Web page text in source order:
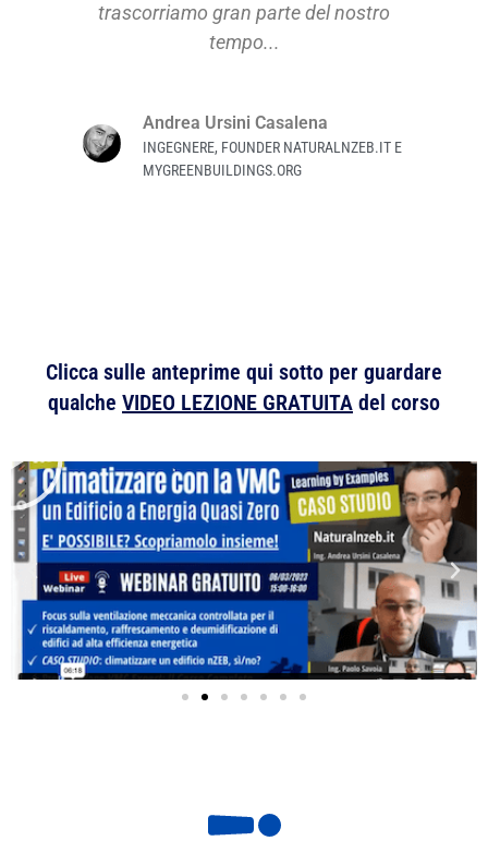
trascorriamo gran parte del nostro
tempo...
Andrea Ursini Casalena
INGEGNERE, FOUNDER NATURALNZEB.IT E
MYGREENBUILDINGS.ORG
Clicca sulle anteprime qui sotto per guardare
qualche VIDEO LEZIONE GRATUITA del corso